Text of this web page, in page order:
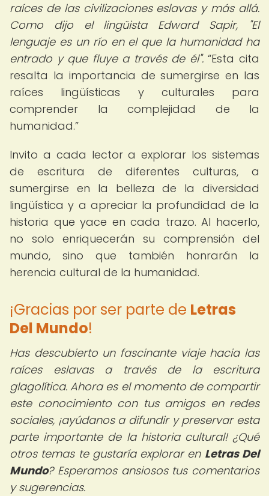
raíces de las civilizaciones eslavas y más allá.
Como dijo el lingüista Edward Sapir, "El
lenguaje es un río en el que la humanidad ha
entrado y que fluye a través de él". Esta cita
resalta la importancia de sumergirse en las
raíces lingüísticas y culturales para
comprender la complejidad de la
humanidad.
Invito a cada lector a explorar los sistemas
de escritura de diferentes culturas, a
sumergirse en la belleza de la diversidad
lingüística y a apreciar la profundidad de la
historia que yace en cada trazo. Al hacerlo,
no solo enriquecerán su comprensión del
mundo, sino que también honrarán la
herencia cultural de la humanidad.
¡Gracias por ser parte de Letras
Del Mundo!
Has descubierto un fascinante viaje hacia las
raíces eslavas a través de la escritura
glagolítica. Ahora es el momento de compartir
este conocimiento con tus amigos en redes
sociales, ¡ayúdanos a difundir y preservar esta
parte importante de la historia cultural! ¿Qué
otros temas te gustaría explorar en Letras Del
Mundo? Esperamos ansiosos tus comentarios
y sugerencias.